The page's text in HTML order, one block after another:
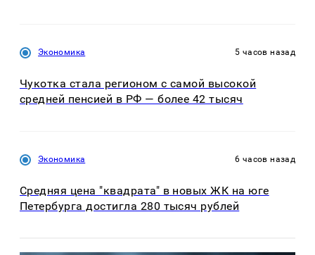
Экономика 5 часов назад
Чукотка стала регионом с самой высокой
средней пенсией в РФ — более 42 тысяч
Экономика 6 часов назад
Средняя цена "квадрата" в новых ЖК на юге
Петербурга достигла 280 тысяч рублей